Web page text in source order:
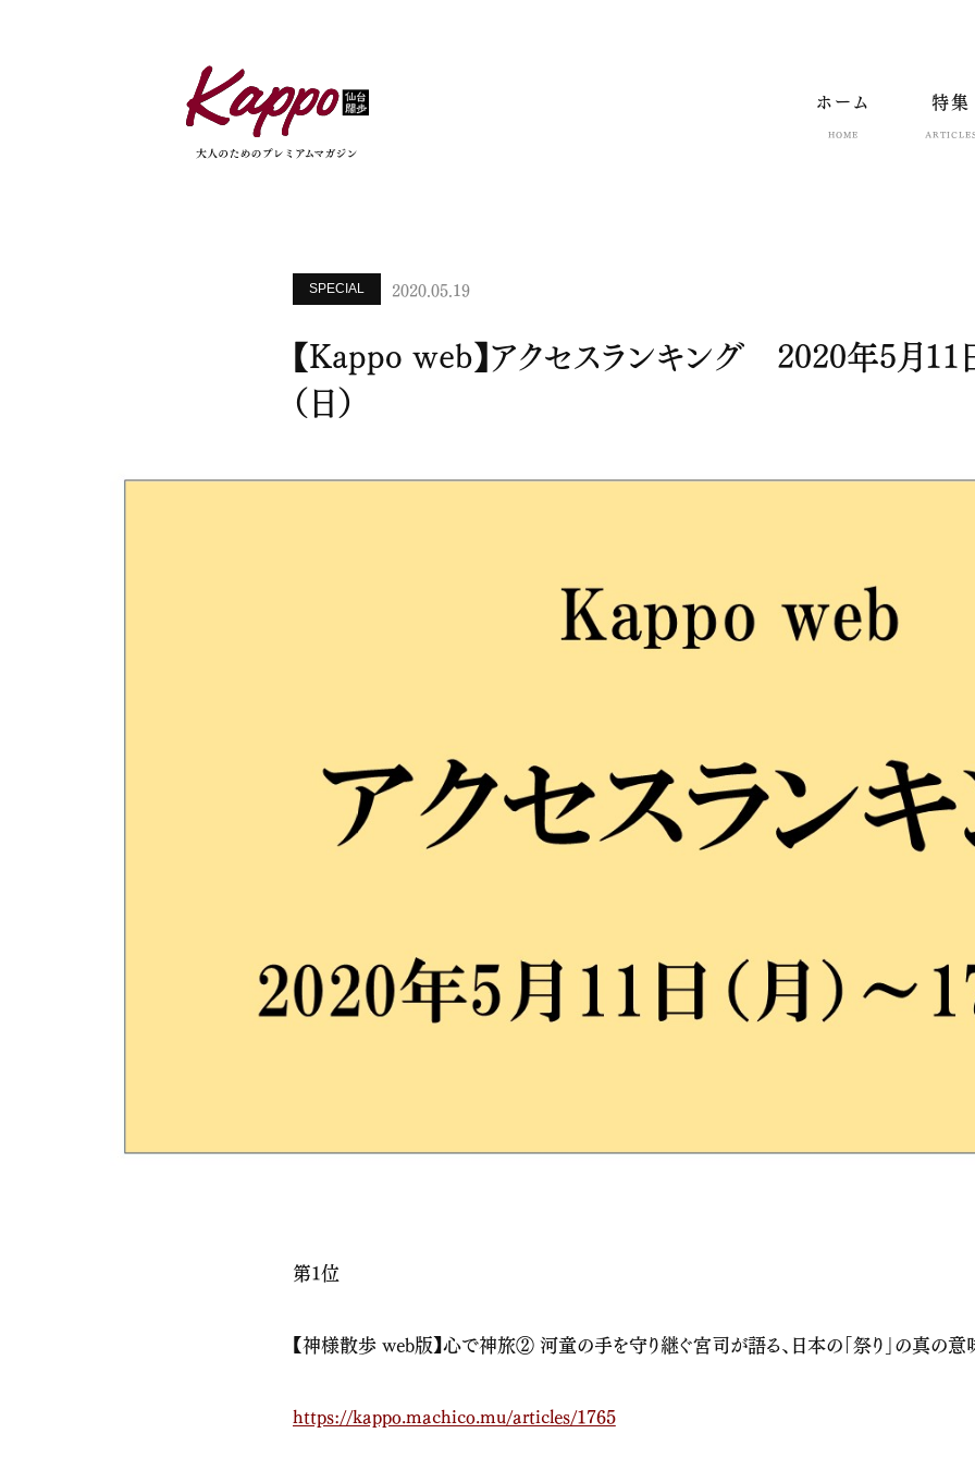
ホーム
HOME
特集
SPECIAL 2020.05.19
【Kappo web】アクセスランキング 2020年5月11
（日）
第1位
【神様散歩 web版】心で神旅② 河童の手を守り継ぐ宮司が語る、日本の「祭り」の真の意
https://kappo.machico.mu/articles/1765